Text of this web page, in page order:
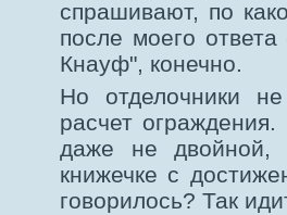
спрашивают, по
после моего
Кнауф", конечно.
Но отделочники
расчет
даже не двойной,
книжечке с
говорилось? Так